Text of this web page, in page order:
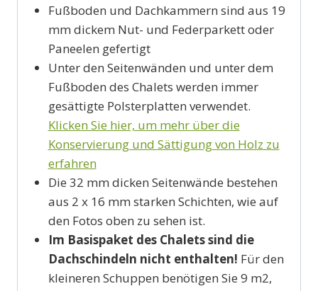
Fußboden und Dachkammern sind aus 19
mm dickem Nut- und Federparkett oder
Paneelen gefertigt
Unter den Seitenwänden und unter dem
Fußboden des Chalets werden immer
gesättigte Polsterplatten verwendet.
Klicken Sie hier, um mehr über die
Konservierung und Sättigung von Holz zu
erfahren
Die 32 mm dicken Seitenwände bestehen
aus 2 x 16 mm starken Schichten, wie auf
den Fotos oben zu sehen ist.
Im Basispaket des Chalets sind die
Dachschindeln nicht enthalten! Für den
kleineren Schuppen benötigen Sie 9 m2,